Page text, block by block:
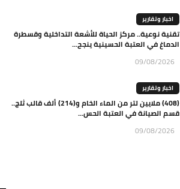
اخبار وتقارير
تقنية نوعية.. مركز الحياة للأشعة التداخلية وقسطرة
الدماغ في العتبة الحسينية ينجح...
09/08/2026
اخبار وتقارير
(408) ملايين لتر من الماء الخام و(214) ألف قالب ثلج..
قسم الصيانة في العتبة الحس...
09/08/2026